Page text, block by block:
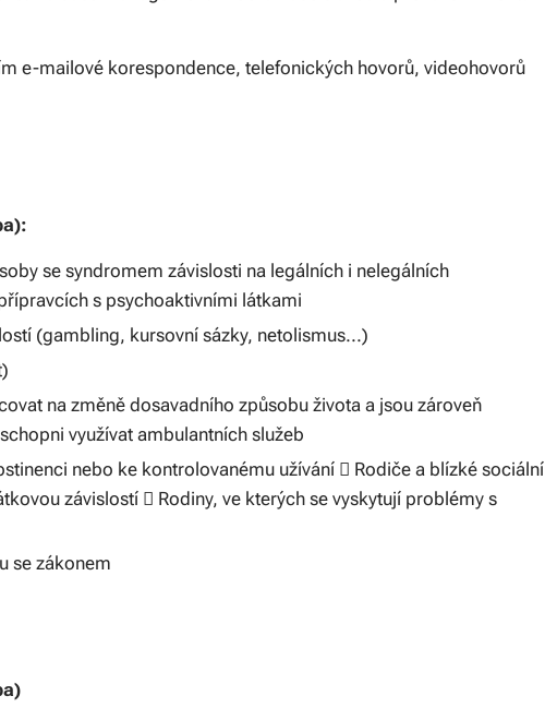
e-mailové korespondence, telefonických hovorů, videohovorů
se syndromem závislosti na legálních i nelegálních
s psychoaktivními látkami
(gambling, kursovní sázky, netolismus...)
na změně dosavadního způsobu života a jsou zároveň
využívat ambulantních služeb
nebo ke kontrolovanému užívání  Rodiče a blízké sociální
závislostí  Rodiny, ve kterých se vyskytují problémy s
se zákonem